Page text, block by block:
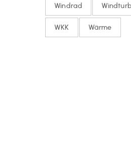
Windrad
WKK Wärme